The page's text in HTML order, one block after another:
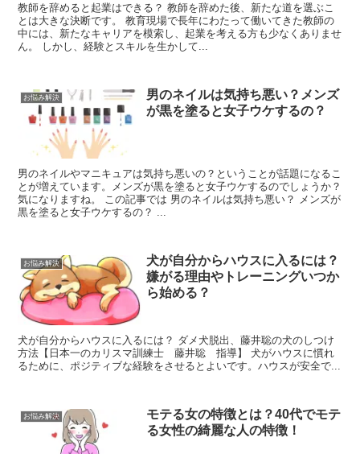
教師を辞めると起業はできる？ 教師を辞めた後、新たな道を選ぶこ
とは大きな決断です。 教育現場で長年にわたって働いてきた教師の
中には、新たなキャリアを模索し、起業を考える方も少なくありませ
ん。 しかし、経験とスキルを生かして...
お悩み解決
男のネイルは気持ち悪い？メンズ
が黒を塗ると女子ウケするの？
男のネイルやマニキュアは気持ち悪いの？ということが話題になるこ
とが増えています。メンズが黒を塗ると女子ウケするのでしょうか？
気になりますね。 この記事では 男のネイルは気持ち悪い？ メンズが
黒を塗ると女子ウケするの？ ...
お悩み解決
犬が自分からハウスに入るには？
嫌がる理由やトレーニングいつか
ら始める？
犬が自分からハウスに入るには？ ダメ犬脱出、藤井聡の犬のしつけ
方法【日本一のカリスマ訓練士 藤井聡 指導】 犬がハウスに慣れ
るために、ポジティブな経験をさせるとよいです。ハウスが安全で...
お悩み解決
モテる女の特徴とは？40代でモテ
る女性の綺麗な人の特徴！